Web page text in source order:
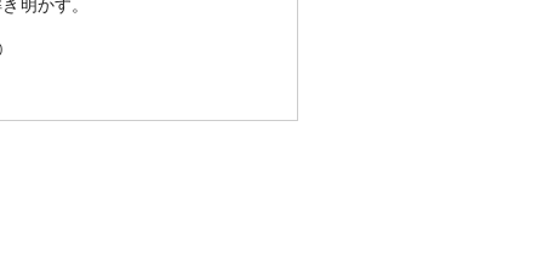
明かす。